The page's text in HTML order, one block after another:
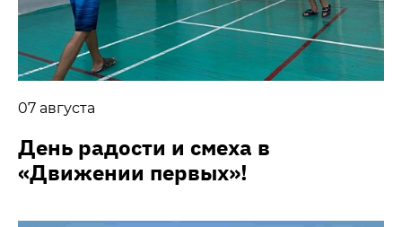
07 августа
День радости и смеха в
«Движении первых»!